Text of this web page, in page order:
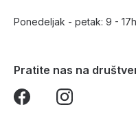
Ponedeljak - petak: 9 - 17h
Pratite nas na